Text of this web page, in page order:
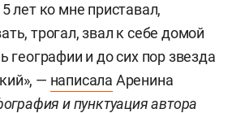
лет ко мне приставал,
трогал, звал к себе домой
географии и до сих пор звезда
— написала Аренина
и пунктуация автора